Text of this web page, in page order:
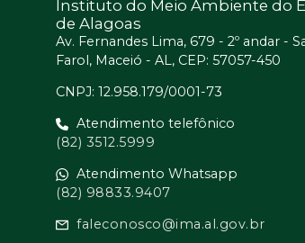
Instituto do Meio Ambiente do
de Alagoas
Av. Fernandes Lima, 679 - 2º andar -
Farol, Maceió - AL, CEP: 57057-450
CNPJ: 12.958.179/0001-73
Atendimento telefônico
(82) 3512.5999
Atendimento Whatsapp
(82) 98833.9407
faleconosco@ima.al.gov.br